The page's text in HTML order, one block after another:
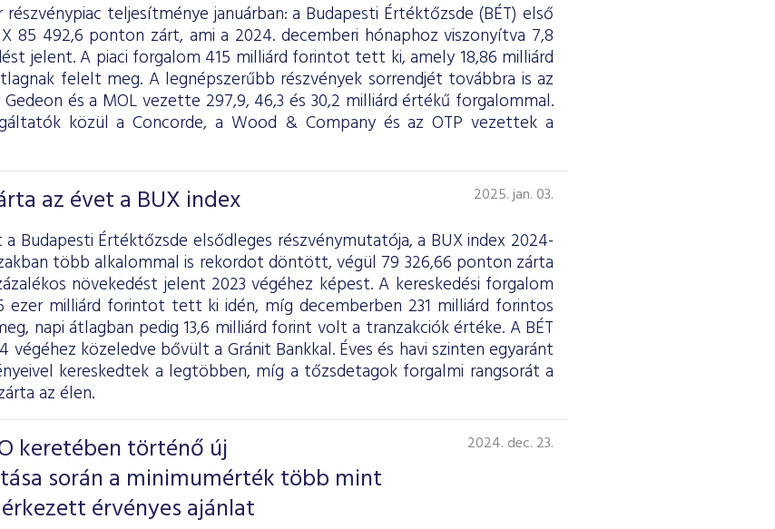
teljesítménye januárban: a Budapesti Értéktőzsde (BÉT) első
85 492,6 ponton zárt, ami a 2024. decemberi hónaphoz viszonyítva 7,8
jelent. A piaci forgalom 415 milliárd forintot tett ki, amely 18,86 milliárd
felelt meg. A legnépszerűbb részvények sorrendjét továbbra is az
Gedeon és a MOL vezette 297,9, 46,3 és 30,2 milliárd értékű forgalommal.
közül a Concorde, a Wood & Company és az OTP vezettek a
az évet a BUX index 2025. jan. 03.
Budapesti Értéktőzsde elsődleges részvénymutatója, a BUX index 2024-
több alkalommal is rekordot döntött, végül 79 326,66 ponton zárta
növekedést jelent 2023 végéhez képest. A kereskedési forgalom
ezer milliárd forintot tett ki idén, míg decemberben 231 milliárd forintos
napi átlagban pedig 13,6 milliárd forint volt a tranzakciók értéke. A BÉT
végéhez közeledve bővült a Gránit Bankkal. Éves és havi szinten egyaránt
kereskedtek a legtöbben, míg a tőzsdetagok forgalmi rangsorát a
az élen.
keretében történő új
során a minimumérték több mint
érvényes ajánlat
2024. dec. 23.